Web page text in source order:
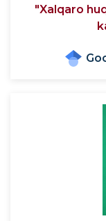
"Xalqaro